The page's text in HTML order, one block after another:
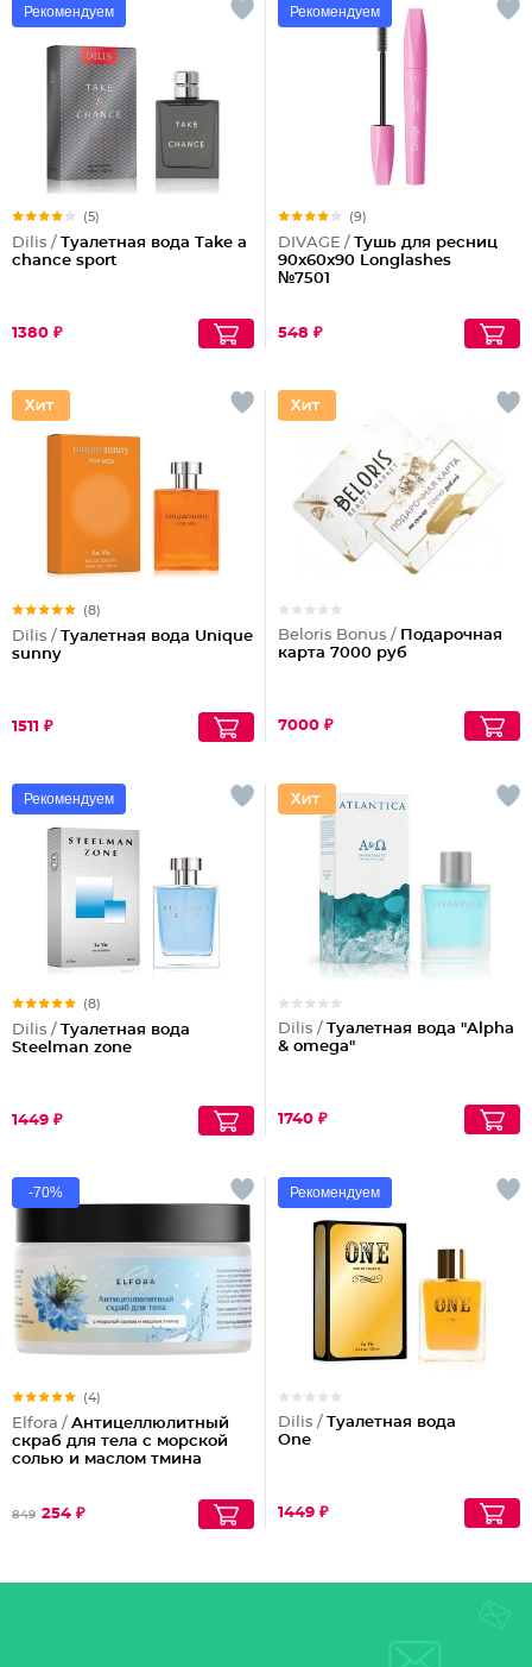
Рекомендуем
(5)
Dilis / Туалетная вода Take a
chance sport
1380 ₽
Рекомендуем
(9)
DIVAGE / Тушь для ресниц
90x60x90 Longlashes
№7501
548 ₽
(8)
Dilis / Туалетная вода Unique
sunny
1511 ₽
Beloris Bonus / Подарочная
карта 7000 руб
7000 ₽
Рекомендуем
(8)
Dilis / Туалетная вода
Steelman zone
1449 ₽
Dilis / Туалетная вода "Alpha
& omega"
1740 ₽
-70%
(4)
Elfora / Антицеллюлитный
скраб для тела с морской
солью и маслом тмина
849 254 ₽
Рекомендуем
Dilis / Туалетная вода
One
1449 ₽